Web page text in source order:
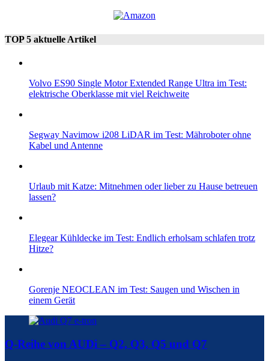
TOP 5 aktuelle Artikel
Volvo ES90 Single Motor Extended Range Ultra im Test:
elektrische Oberklasse mit viel Reichweite
Segway Navimow i208 LiDAR im Test: Mähroboter ohne
Kabel und Antenne
Urlaub mit Katze: Mitnehmen oder lieber zu Hause betreuen
lassen?
Elegear Kühldecke im Test: Endlich erholsam schlafen trotz
Hitze?
Gorenje NEOCLEAN im Test: Saugen und Wischen in
einem Gerät
Q-Reihe von AUDi – Q2, Q3, Q5 und Q7